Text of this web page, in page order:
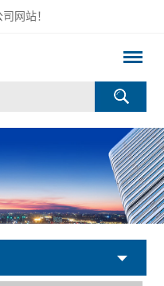
网站！